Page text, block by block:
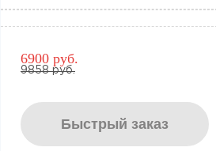
6900 руб.
9858 руб.
Быстрый заказ